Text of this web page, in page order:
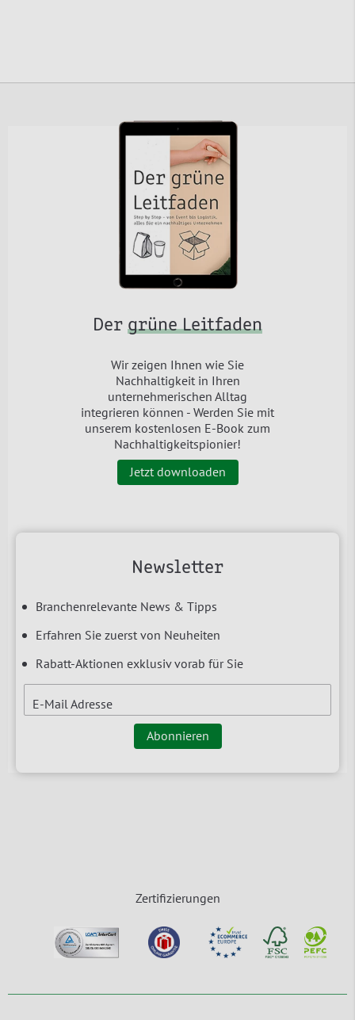
Newsletter
Branchenrelevante News & Tipps
Erfahren Sie zuerst von Neuheiten
Rabatt-Aktionen exklusiv vorab für Sie
E-Mail Adresse
Abonnieren
Der grüne Leitfaden
Wir zeigen Ihnen wie Sie
Nachhaltigkeit in Ihren
unternehmerischen Alltag
integrieren können - Werden Sie mit
unserem kostenlosen E-Book zum
Nachhaltigkeitspionier!
Jetzt downloaden
Zertifizierungen